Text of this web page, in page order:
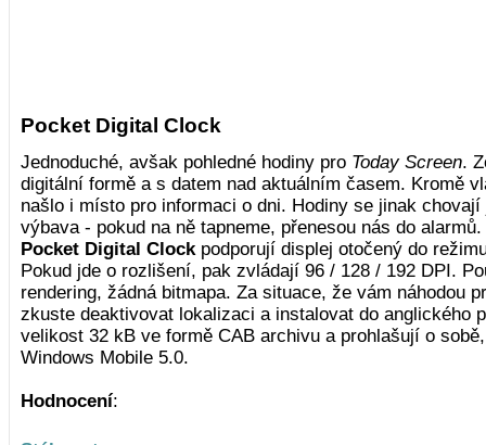
Pocket Digital Clock
Jednoduché, avšak pohledné hodiny pro Today Screen.
digitální formě a s datem nad aktuálním časem. Kromě
našlo i místo pro informaci o dni. Hodiny se jinak
výbava - pokud na ně tapneme, přenesou nás do
Pocket Digital Clock podporují displej otočený do
Pokud jde o rozlišení, pak zvládají 96 / 128 / 192 DPI.
rendering, žádná bitmapa. Za situace, že vám náhodou
zkuste deaktivovat lokalizaci a instalovat do anglického
velikost 32 kB ve formě CAB archivu a prohlašují o
Windows Mobile 5.0.
Hodnocení: